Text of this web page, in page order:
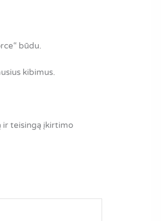
būdu.
kibimus.
ir teisingą įkirtimo